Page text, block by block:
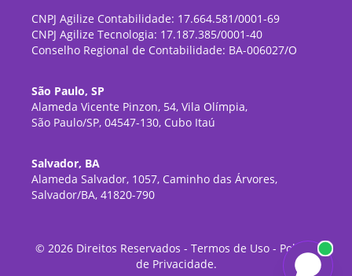
CNPJ Agilize Contabilidade: 17.664.581/0001-69
CNPJ Agilize Tecnologia: 17.187.385/0001-40
Conselho Regional de Contabilidade: BA-006027/O
São Paulo, SP
Alameda Vicente Pinzon, 54, Vila Olímpia,
São Paulo/SP, 04547-130, Cubo Itaú
Salvador, BA
Alameda Salvador, 1057, Caminho das Árvores,
Salvador/BA, 41820-790
© 2026Direitos Reservados - Termos de Uso- Política
de Privacidade.